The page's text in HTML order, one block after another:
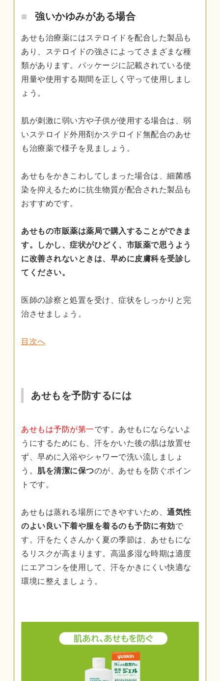
強いかゆみがある場合
あせも治療薬にはステロイドを配合した製品も
あり、ステロイドの強さによってさまざまな種
類があります。パッケージに記載されている使
用量や使用する期間を正しく守って使用しまし
ょう。
肌が刺激に弱い方や子供が使用する場合は、弱
いステロイド外用剤かステロイド無配合のあせ
も治療薬で様子を見ましょう。
あせもをかきこわしてしまった場合は、細菌感
染を抑えるために抗生物質が配合された製品も
おすすめです。
あせもの市販薬は薬局で購入することができま
す。しかし、症状がひどく、市販薬で思うよう
に改善されないときは、早めに皮膚科を受診し
てください。
医師の診察と処置を受け、症状をしっかりと完
治させましょう。
目次へ
あせもを予防するには
あせもは予防が第一です。あせもにならないよ
うにするためにも、汗をかいた後の肌は放置せ
ず、早めに入浴やシャワーで洗い流しましょ
う。 肌を清潔に保つのが、あせもを防ぐポイン
トです。
あせもは蒸れる場所にできやすいため、 通気性
のよい良い下着や服を着るのも予防に有効で
す。汗をたくさんかく夏の季節は、あせもにな
るリスクが高まります。高温多湿な時期は適度
にエアコンを使用して、汗をかきにくい快適な
環境に整えましょう。